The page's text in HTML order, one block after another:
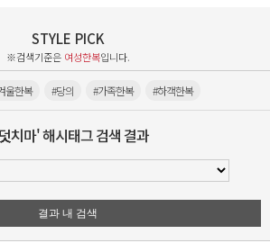
STYLE PICK
※검색기준은 여성한복입니다.
울한복 #당의 #가족한복 #하객한복
치마' 해시태그 검색 결과
결과 내 검색